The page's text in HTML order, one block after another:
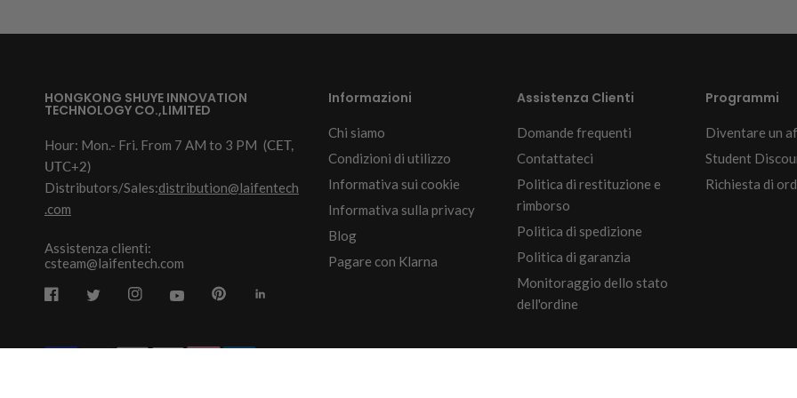
HONGKONG SHUYE INNOVATION
TECHNOLOGY CO.,LIMITED
Hour: Mon.- Fri. From 7 AM to 3 PM (CET,
UTC+2)
Distributors/Sales:distribution@laifentech
.com
Assistenza clienti:
csteam@laifentech.com
Informazioni
Chi siamo
Condizioni di utilizzo
Informativa sui cookie
Informativa sulla privacy
Blog
Pagare con Klarna
Assistenza Clienti
Domande frequenti
Contattateci
Politica di restituzione e
rimborso
Politica di spedizione
Politica di garanzia
Monitoraggio dello stato
dell'ordine
Programmi
Diventare un
Student
Richiesta di